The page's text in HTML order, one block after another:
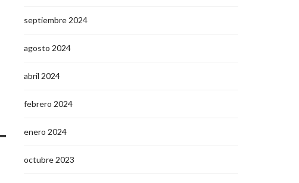
septiembre 2024
agosto 2024
abril 2024
febrero 2024
enero 2024
octubre 2023